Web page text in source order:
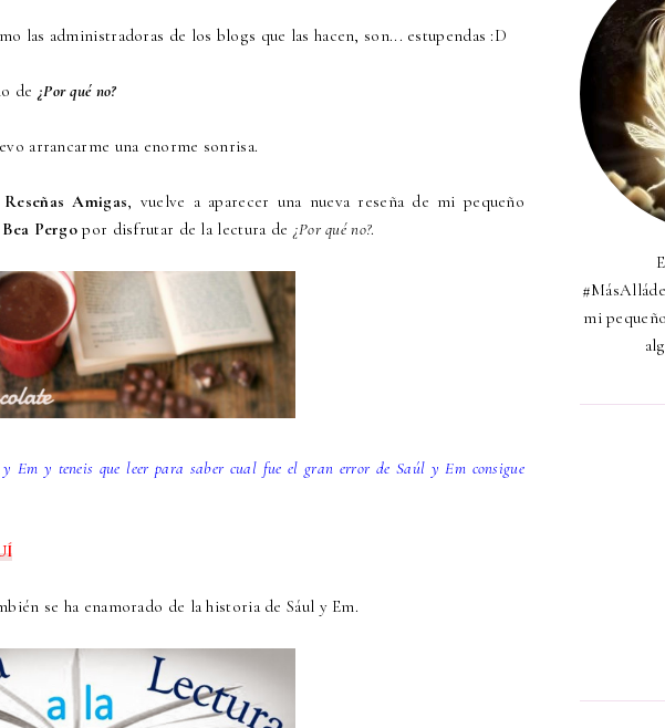
las administradoras de los blogs que las hacen, son... estupendas :D
de ¿Por qué no?
arrancarme una enorme sonrisa.
Reseñas Amigas, vuelve a aparecer una nueva reseña de mi pequeño
Bea Pergopor disfrutar de la lectura de ¿Por qué no?.
Em y teneis que leer para saber cual fue el gran error de Saúl y Em consigue
se ha enamorado de la historia de Sául y Em.
mi